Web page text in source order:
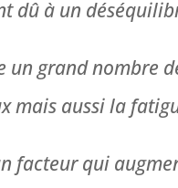
dû à un
un grand nombre
mais aussi la
facteur qui